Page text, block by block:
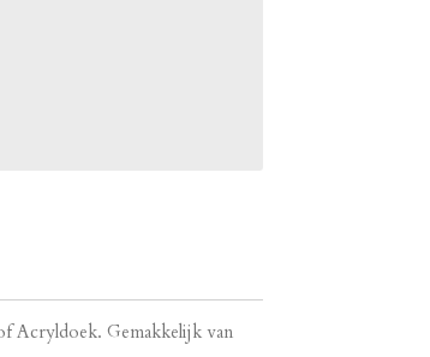
Acryldoek. Gemakkelijk van